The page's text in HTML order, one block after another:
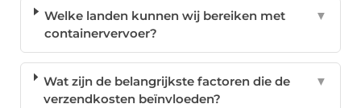
Welke landen kunnen wij bereiken met
containervervoer?
▼
Wat zijn de belangrijkste factoren die de
verzendkosten beïnvloeden?
▼